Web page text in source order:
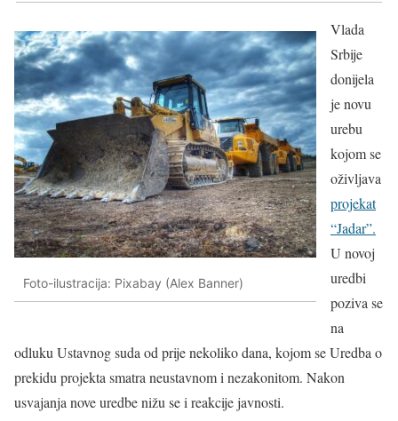
Foto-ilustracija: Pixabay (Alex Banner)
Vlada
Srbije
donijela
je novu
urebu
kojom se
oživljava
projekat
“Jadar”.
U novoj
uredbi
poziva se
na
odluku Ustavnog suda od prije nekoliko dana, kojom se Uredba o
prekidu projekta smatra neustavnom i nezakonitom. Nakon
usvajanja nove uredbe nižu se i reakcije javnosti.